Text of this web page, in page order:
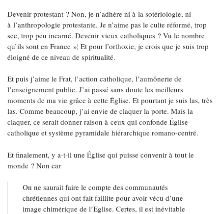
Devenir protestant ? Non, je n’adhére ni à la sotériologie, ni
à l’anthropologie protestante. Je n’aime pas le culte réformé, trop
sec, trop peu incarné. Devenir vieux catholiques ? Vu le nombre
qu’ils sont en France »¦ Et pour l’orthoxie, je crois que je suis trop
éloigné de ce niveau de spiritualité.
Et puis j’aime le Frat, l’action catholique, l’aumônerie de
l’enseignement public. J’ai passé sans doute les meilleurs
moments de ma vie grâce à cette Église. Et pourtant je suis las, très
las. Comme beaucoup, j’ai envie de claquer la porte. Mais la
claquer, ce serait donner raison à ceux qui confonde Église
catholique et système pyramidale hiérarchique romano-centré.
Et finalement, y a-t-il une Église qui puisse convenir à tout le
monde ? Non car
On ne saurait faire le compte des communautés
chrétiennes qui ont fait faillite pour avoir vécu d’une
image chimérique de l’Eglise. Certes, il est inévitable